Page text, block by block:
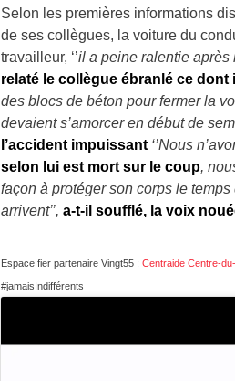
Selon les premières informations
de ses collègues, la voiture du
travailleur, ‘’il a peine ralentie après
relaté le collègue ébranlé ce dont
des blocs de béton pour fermer la
devaient s’amorcer en début de
l’accident impuissant ‘’Nous
selon lui est mort sur le coup,
façon à protéger son corps le
arrivent’’, a-t-il soufflé, la voix
Espace fier partenaire Vingt55 : Centraide Centre-
#jamaisIndifférents